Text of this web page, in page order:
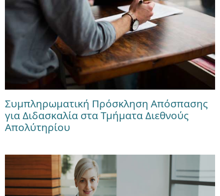
Συμπληρωματική Πρόσκληση Απόσπασης
για Διδασκαλία στα Τμήματα Διεθνούς
Απολύτηρίου